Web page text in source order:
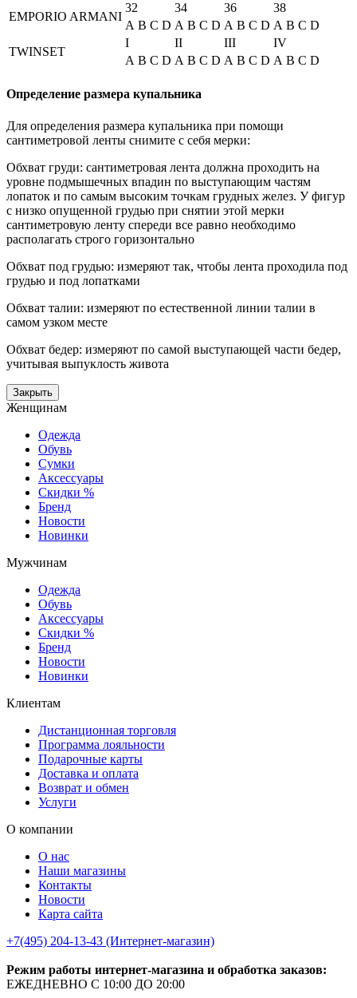
EMPORIO ARMANI
32 34 36
38
A B C D A B C D A B C D A B C D
TWINSET
I II III
IV
A B C D A B C D A B C D A B C D
Определение размера купальника
Для определения размера купальника при помощи
сантиметровой ленты снимите с себя мерки:
Обхват груди: сантиметровая лента должна проходить на
уровне подмышечных впадин по выступающим частям
лопаток и по самым высоким точкам грудных желез. У фигур
с низко опущенной грудью при снятии этой мерки
сантиметровую ленту спереди все равно необходимо
располагать строго горизонтально
Обхват под грудью: измеряют так, чтобы лента проходила под
грудью и под лопатками
Обхват талии: измеряют по естественной линии талии в
самом узком месте
Обхват бедер: измеряют по самой выступающей части бедер,
учитывая выпуклость живота
Закрыть
Женщинам
Одежда
Обувь
Сумки
Аксессуары
Скидки %
Бренд
Новости
Новинки
Мужчинам
Одежда
Обувь
Аксессуары
Скидки %
Бренд
Новости
Новинки
Клиентам
Дистанционная торговля
Программа лояльности
Подарочные карты
Доставка и оплата
Возврат и обмен
Услуги
О компании
О нас
Наши магазины
Контакты
Новости
Карта сайта
+7(495) 204-13-43 (Интернет-магазин)
Режим работы интернет-магазина и обработка заказов:
ЕЖЕДНЕВНО С 10:00 ДО 20:00